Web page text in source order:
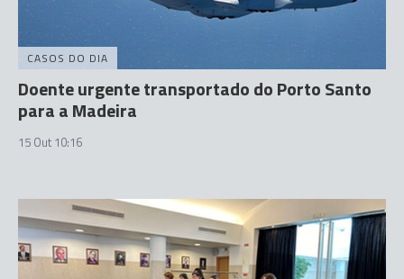
CASOS DO DIA
Doente urgente transportado do Porto Santo
para a Madeira
15 Out 10:16